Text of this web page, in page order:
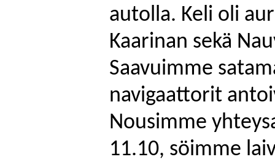
autolla. Keli oli
Kaarinan sekä
Saavuimme
navigaattorit
Nousimme
11.10, söimme